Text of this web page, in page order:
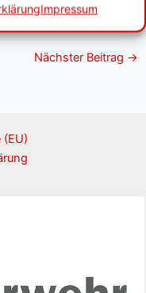
Impressum
Nächster Beitrag →